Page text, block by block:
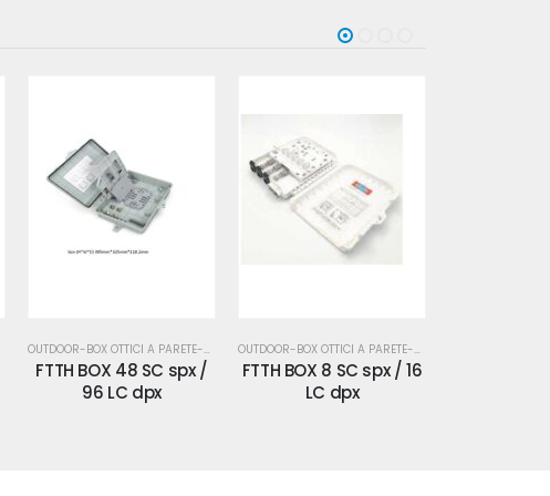
OUTDOOR-BOX OTTICI A PARETE-WALL BOX-MUFFOLE-IP55-66
FTTH BOX 8 SC spx / 16
LC dpx
OUTDOOR-BOX OTTICI A PARETE-WALL BOX-MUFFOLE-IP55-66
Kit a caldo imbocco
Circolare